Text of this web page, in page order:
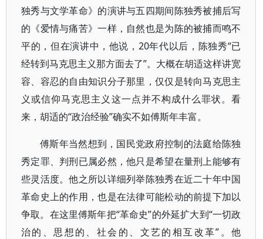
独秀与文学革命》的演讲与五四期间陈独秀被捕后写
的《爱情与痛苦》一样，自然也是为陈的被捕而鸣不
平的，但在演讲中，他说，20年代以后，陈独秀“已
经转到马克思主义那方面去了”。大概在胡适这样讲宽
容、容忍的自由知识分子那里，仅仅是转向马克思主
义或信仰马克思主义这一点并不构成什么罪状。看
来，胡适的“政治经验”确实不如傅斯年丰富。
傅斯年当然想到，国民党政府控制的法庭给陈独
秀定罪、判刑已属必然，他只是希望在量刑上能够有
些灵活度。他之所以详细列举陈独秀在近二十年中国
革命史上的作用，也是在法律可能松动的前提下加以
争取。在这里傅斯年把“革命史”的外延扩大到“一切政
治的、思想的、社会的、文艺的相互改革”。他